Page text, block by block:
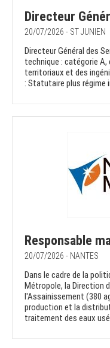
Directeur
20/07/2026 - ST JUNIEN
Directeur Général des
technique : catégorie A,
territoriaux et des
: Statutaire plus régime
Responsable
20/07/2026 - NANTES
Dans le cadre de la
Métropole, la Direction
l'Assainissement (380
production et la
traitement des eaux